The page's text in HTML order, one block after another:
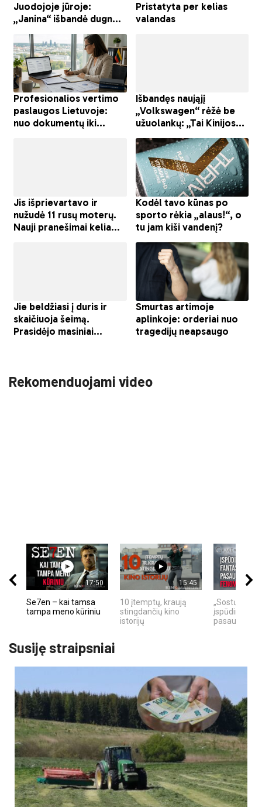
Rekomenduojami video
17:50
Se7en – kai tamsa
tampa meno kūriniu
15:45
10 įtemptų, kraują
stingdančių kino
istorijų
„Sostų
įspūdingas
pasaulio
Susiję straipsniai